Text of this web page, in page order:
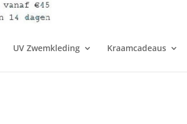
UV Zwemkleding Kraamcadeaus